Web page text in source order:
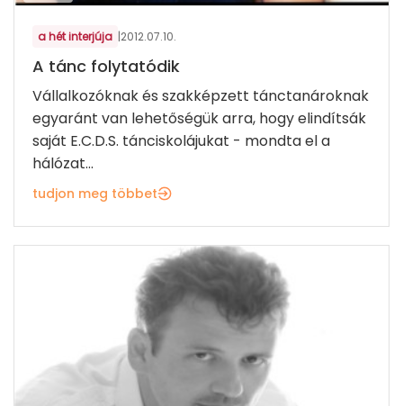
a hét interjúja |2012.07.10.
A tánc folytatódik
Vállalkozóknak és szakképzett tánctanároknak
egyaránt van lehetőségük arra, hogy elindítsák
saját E.C.D.S. tánciskolájukat - mondta el a
hálózat...
tudjon meg többet